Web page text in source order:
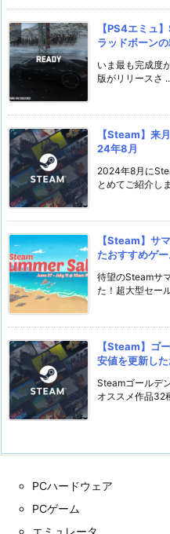
【PS4エミュ
ラッドボーン
いま最も完成度
版がリリースさ
【Steam】来
24年8月
2024年8月に
とめてご紹介し
【Steam】サ
たおすすめゲ
待望のSteamサ
た！超大型セー
【Steam】ゴ
安値を更新し
Steamゴールデ
オススメ作品32
PCハードウェア
PCゲーム
エミュレータ